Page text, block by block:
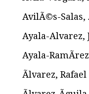
AvilÃ©s-Salas,
Ayala-Alvarez,
Ayala-
Ãlvarez, Rafael